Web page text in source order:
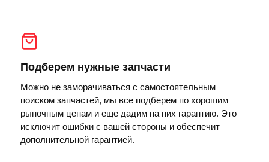
Подберем нужные запчасти
Можно не заморачиваться с самостоятельным
поиском запчастей, мы все подберем по хорошим
рыночным ценам и еще дадим на них гарантию. Это
исключит ошибки с вашей стороны и обеспечит
дополнительной гарантией.